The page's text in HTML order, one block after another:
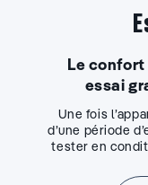
Le
essai
Une fois
d’une période
tester en